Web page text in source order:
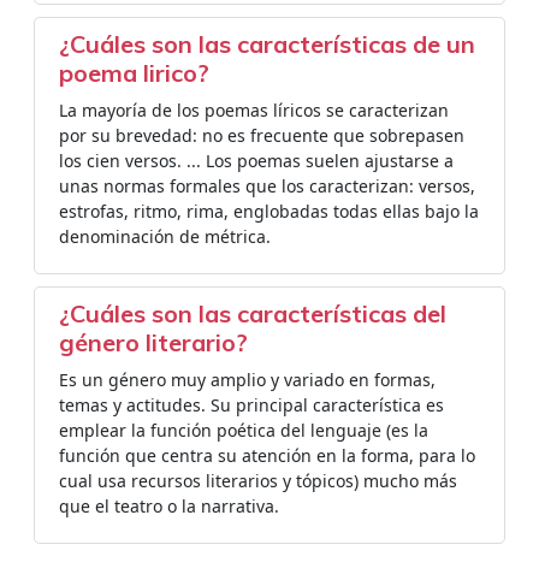
¿Cuáles son las características de un
poema lirico?
La mayoría de los poemas líricos se caracterizan
por su brevedad: no es frecuente que sobrepasen
los cien versos. ... Los poemas suelen ajustarse a
unas normas formales que los caracterizan: versos,
estrofas, ritmo, rima, englobadas todas ellas bajo la
denominación de métrica.
¿Cuáles son las características del
género literario?
Es un género muy amplio y variado en formas,
temas y actitudes. Su principal característica es
emplear la función poética del lenguaje (es la
función que centra su atención en la forma, para lo
cual usa recursos literarios y tópicos) mucho más
que el teatro o la narrativa.